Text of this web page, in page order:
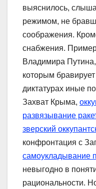
выяснилось,
режимом, не
соображения.
снабжения.
Владимира
которым
диктатурах иные
Захват Крыма,
развязывание
зверский
конфронтация с
самоукладывание
невыгодно в
рациональности.